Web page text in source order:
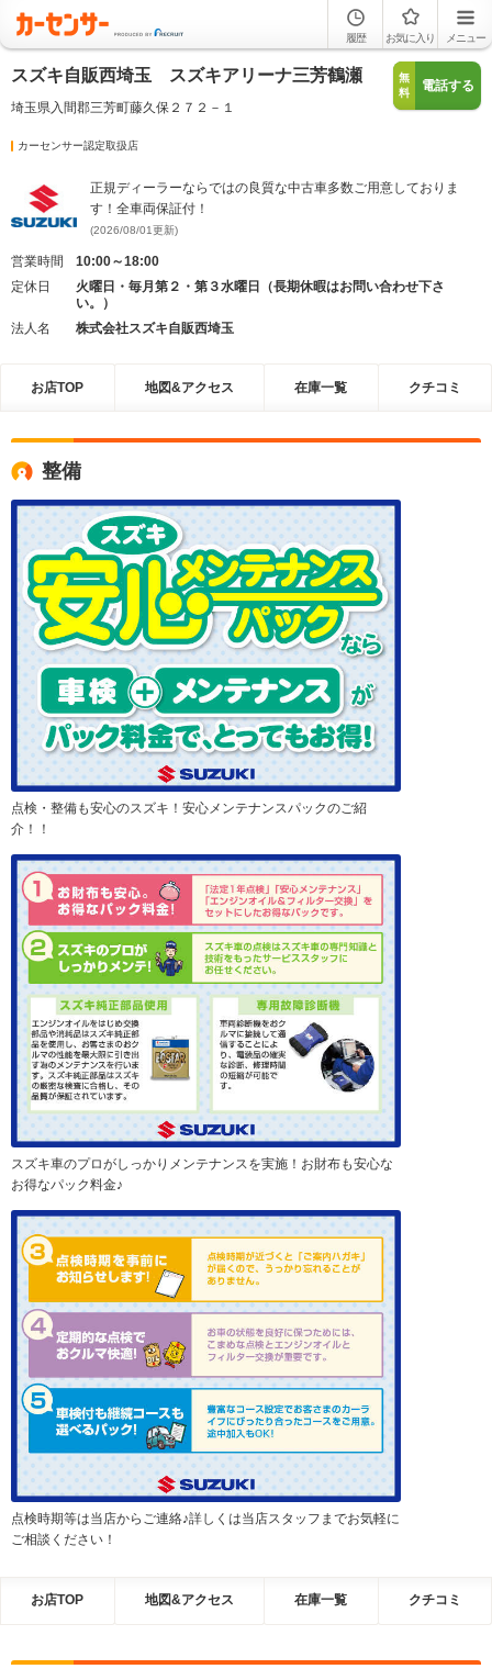
履歴 お気に入り メニュー
スズキ自販西埼玉 スズキアリーナ三芳鶴瀬
埼玉県入間郡三芳町藤久保２７２－１
無
料
電話する
カーセンサー認定取扱店
正規ディーラーならではの良質な中古車多数ご用意しておりま
す！全車両保証付！
(2026/08/01更新)
営業時間
10:00～18:00
定休日
火曜日・毎月第２・第３水曜日（長期休暇はお問い合わせ下さ
い。）
法人名
株式会社スズキ自販西埼玉
お店TOP 地図&アクセス 在庫一覧 クチコミ
整備
点検・整備も安心のスズキ！安心メンテナンスパックのご紹
介！！
スズキ車のプロがしっかりメンテナンスを実施！お財布も安心な
お得なパック料金♪
点検時期等は当店からご連絡♪詳しくは当店スタッフまでお気軽に
ご相談ください！
お店TOP 地図&アクセス 在庫一覧 クチコミ